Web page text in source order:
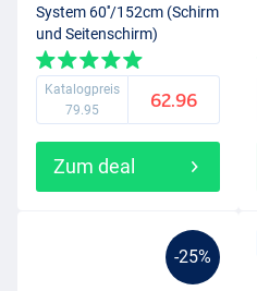
System 60''/152cm (Schirm
und Seitenschirm)
Katalogpreis
79.95
62.96
Zum deal
-25%